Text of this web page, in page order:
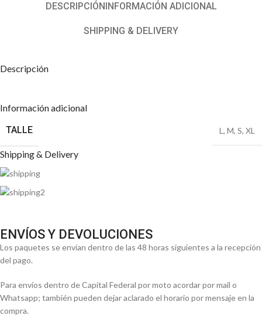
DESCRIPCIÓN INFORMACIÓN ADICIONAL
SHIPPING & DELIVERY
Descripción
Información adicional
TALLE
L , M, S, XL
Shipping & Delivery
ENVÍOS Y DEVOLUCIONES
Los paquetes se envían dentro de las 48 horas siguientes a la recepción
del pago.
Para envíos dentro de Capital Federal por moto acordar por mail o
Whatsapp; también pueden dejar aclarado el horario por mensaje en la
compra.